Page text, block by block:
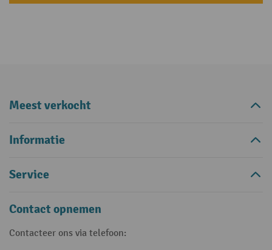
Meest verkocht
Informatie
Service
Contact opnemen
Contacteer ons via telefoon: